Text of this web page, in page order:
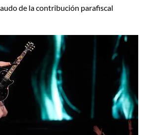
de la contribución parafiscal